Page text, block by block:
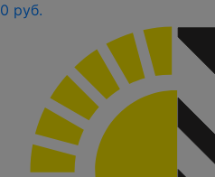
0 руб.